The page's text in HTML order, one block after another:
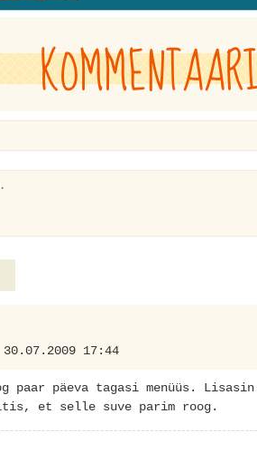
17:44
paar päeva tagasi menüüs.
et selle suve parim roog.